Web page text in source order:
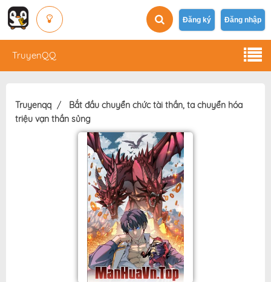
Đăng ký Đăng nhập
TruyenQQ
Truyenqq
Bắt đầu chuyển chức tài thần, ta chuyển hóa
triệu vạn thần sủng